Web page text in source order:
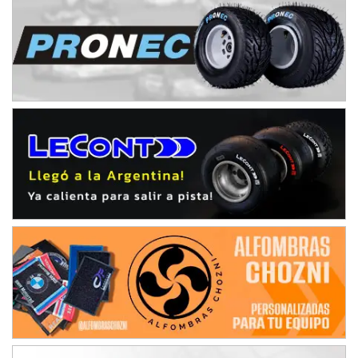
IAME SERIES ARGENTINA 6
Ramiro Tot (Asfalto)
Baradero (Buenos Aires)
KDO - F6
Trenque Lauquen (Buenos Aires)
Parque de la Velocidad (Asfalto)
Villaguay (Entre Ríos)
VICTORIENSE - F7
Victoria (Entre Ríos)
PATAGONICO - F6
Moto Club Reginense (Tierra)
Gral. E. Godoy (Río Negro)
CSK - F7
Juventud Unida (Tierra)
Humboldt (Santa Fe)